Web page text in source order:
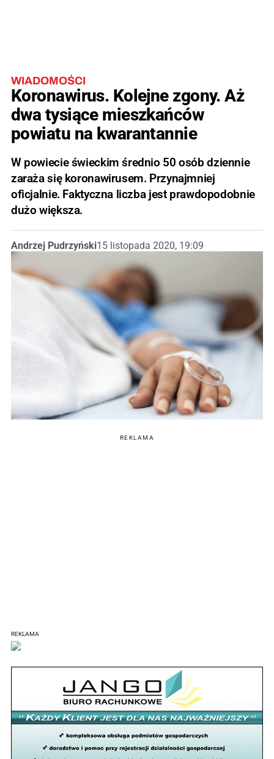
WIADOMOŚCI
Koronawirus. Kolejne zgony. Aż
dwa tysiące mieszkańców
powiatu na kwarantannie
W powiecie świeckim średnio 50 osób dziennie
zaraża się koronawirusem. Przynajmniej
oficjalnie. Faktyczna liczba jest prawdopodobnie
dużo większa.
Andrzej Pudrzyński15 listopada 2020, 19:09
REKLAMA
REKLAMA